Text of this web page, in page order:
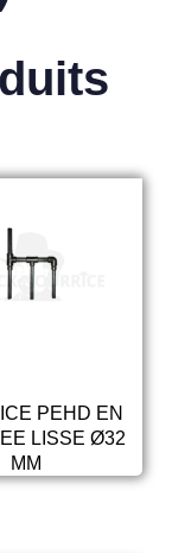
PEHD EN
LISSE Ø32
MM